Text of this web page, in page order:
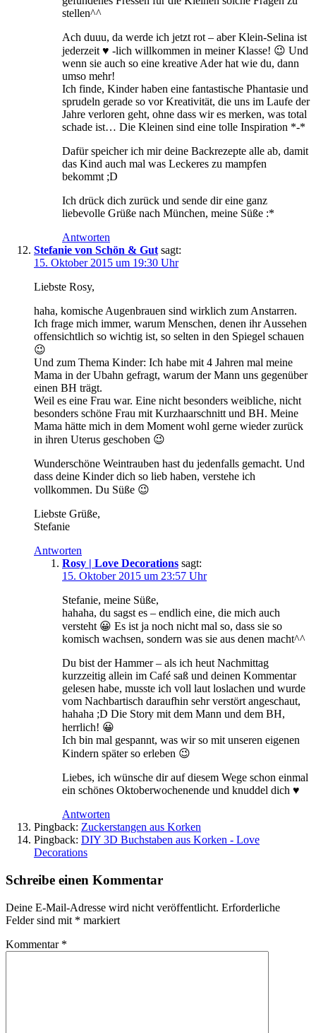
stellen^^
Ach duuu, da werde ich jetzt rot – aber Klein-Selina ist
jederzeit ♥ -lich willkommen in meiner Klasse! 😉 Und
wenn sie auch so eine kreative Ader hat wie du, dann
umso mehr!
Ich finde, Kinder haben eine fantastische Phantasie und
sprudeln gerade so vor Kreativität, die uns im Laufe der
Jahre verloren geht, ohne dass wir es merken, was total
schade ist… Die Kleinen sind eine tolle Inspiration *-*
Dafür speicher ich mir deine Backrezepte alle ab, damit
das Kind auch mal was Leckeres zu mampfen
bekommt ;D
Ich drück dich zurück und sende dir eine ganz
liebevolle Grüße nach München, meine Süße :*
Antworten
Stefanie von Schön & Gut sagt:
15. Oktober 2015 um 19:30 Uhr
Liebste Rosy,
haha, komische Augenbrauen sind wirklich zum Anstarren.
Ich frage mich immer, warum Menschen, denen ihr Aussehen
offensichtlich so wichtig ist, so selten in den Spiegel schauen
😉
Und zum Thema Kinder: Ich habe mit 4 Jahren mal meine
Mama in der Ubahn gefragt, warum der Mann uns gegenüber
einen BH trägt.
Weil es eine Frau war. Eine nicht besonders weibliche, nicht
besonders schöne Frau mit Kurzhaarschnitt und BH. Meine
Mama hätte mich in dem Moment wohl gerne wieder zurück
in ihren Uterus geschoben 😉
Wunderschöne Weintrauben hast du jedenfalls gemacht. Und
dass deine Kinder dich so lieb haben, verstehe ich
vollkommen. Du Süße 😉
Liebste Grüße,
Stefanie
Antworten
Rosy | Love Decorations sagt:
15. Oktober 2015 um 23:57 Uhr
Stefanie, meine Süße,
hahaha, du sagst es – endlich eine, die mich auch
versteht 😀 Es ist ja noch nicht mal so, dass sie so
komisch wachsen, sondern was sie aus denen macht^^
Du bist der Hammer – als ich heut Nachmittag
kurzzeitig allein im Café saß und deinen Kommentar
gelesen habe, musste ich voll laut loslachen und wurde
vom Nachbartisch daraufhin sehr verstört angeschaut,
hahaha ;D Die Story mit dem Mann und dem BH,
herrlich! 😀
Ich bin mal gespannt, was wir so mit unseren eigenen
Kindern später so erleben 😉
Liebes, ich wünsche dir auf diesem Wege schon einmal
ein schönes Oktoberwochenende und knuddel dich ♥
Antworten
Pingback: Zuckerstangen aus Korken
Pingback: DIY 3D Buchstaben aus Korken - Love
Decorations
Schreibe einen Kommentar
Deine E-Mail-Adresse wird nicht veröffentlicht. Erforderliche
Felder sind mit * markiert
Kommentar *